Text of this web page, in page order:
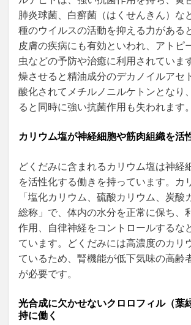
肺炎球菌、白癬菌（はくせんきん）な
種のウイルスの活動を抑える力がある
皮膚の疾病にも有効といわれ、アトピ
虫などの予防や治癒に利用されていま
燥させると精油成分のデカノイルアセ
酸化されてメチルノニルケトンとなり
ると同時に強い抗菌作用も失われます。
カリウム塩が神経細胞や筋肉組織を活
どくだみに含まれるカリウム塩は神経
を活性化する働きを持っています。カ
「塩化カリウム、硫酸カリウム、炭酸
総称」で、体内の水分を正常に保ち、
作用、自律神経をコントロールするな
ています。どくだみには高濃度のカリ
ているため、腎機能が低下気味の高齢
が必要です。
光合成に欠かせないクロロフィル（葉
持に働く